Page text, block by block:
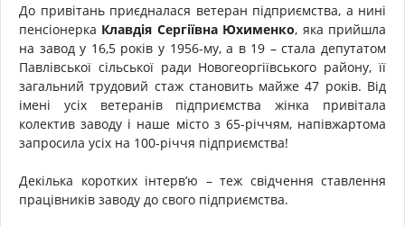
До привітань приєдналася ветеран підприємства, а нині
пенсіонерка Клавдія Сергіївна Юхименко, яка прийшла
на завод у 16,5 років у 1956-му, а в 19 – стала депутатом
Павлівської сільської ради Новогеоргіївського району, її
загальний трудовий стаж становить майже 47 років. Від
імені усіх ветеранів підприємства жінка привітала
колектив заводу і наше місто з 65-річчям, напівжартома
запросила усіх на 100-річчя підприємства!
Декілька коротких інтерв’ю – теж свідчення ставлення
працівників заводу до свого підприємства.